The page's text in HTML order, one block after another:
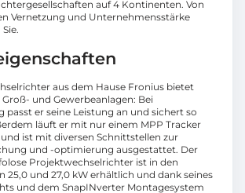
auf 4 Kontinenten. Von
Vernetzung und Unternehmensstärke
aus dem Hause Fronius bietet
und Gewerbeanlagen: Bei
passt er seine Leistung an und sichert so
läuft er mit nur einem MPP Tracker
ist mit diversen Schnittstellen zur
und -optimierung ausgestattet. Der
Projektwechselrichter ist in den
25,0 und 27,0 kW erhältlich und dank seines
und dem SnapINverter Montagesystem